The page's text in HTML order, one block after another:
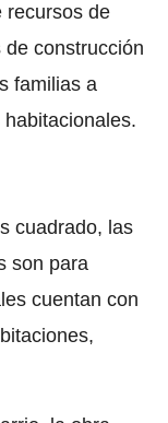
recursos de
construcción
familias a
cuadrado, las
son para
cuentan con